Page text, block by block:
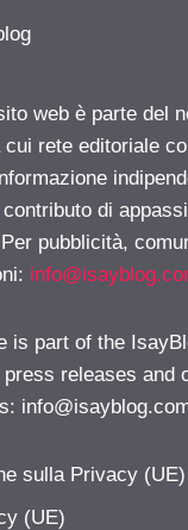
web è parte del
cui rete editoriale
di
pubblicità,
is part of the
releases and
sulla Privacy (UE)
(UE)